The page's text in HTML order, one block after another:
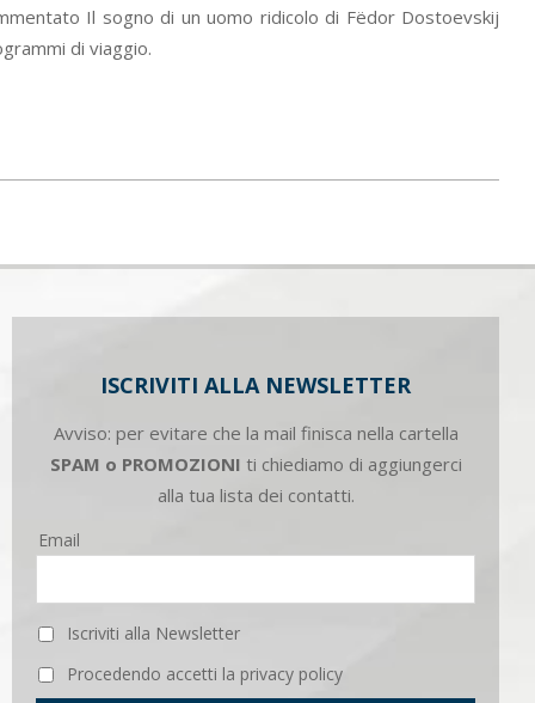
Il sogno di un uomo ridicolo di Fëdor Dostoevskij
di viaggio.
ISCRIVITI ALLA NEWSLETTER
Avviso: per evitare che la mail finisca nella cartella
SPAM o PROMOZIONI ti chiediamo di aggiungerci
alla tua lista dei contatti.
Email
Iscriviti alla Newsletter
Procedendo accetti la privacy policy